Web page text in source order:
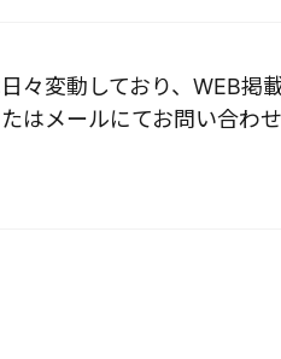
々変動しており、WEB掲
はメールにてお問い合わせ